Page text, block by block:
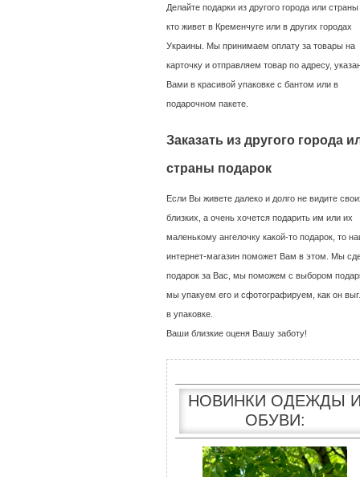
Делайте подарки из другого города или страны
кто живет в Кременчуге или в других городах
Украины. Мы принимаем оплату за товары на
карточку и отправляем товар по адресу,
Вами в красивой упаковке с бантом или в
подарочном пакете.
Заказать из другого города
страны подарок
Если Вы живете далеко и долго не видите
близких, а очень хочется подарить им или их
маленькому ангелочку какой-то подарок, то
интернет-магазин поможет Вам в этом. Мы
подарок за Вас, мы поможем с выбором
мы упакуем его и сфотографируем, как он
в упаковке.
Ваши близкие оценя Вашу заботу!
НОВИНКИ ОДЕЖДЫ И
ОБУВИ: